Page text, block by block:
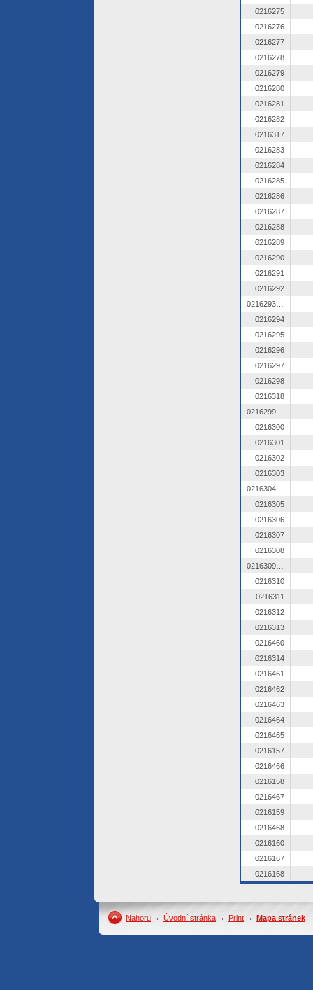
0216275
0216276
0216277
0216278
0216279
0216280
0216281
0216282
0216317
0216283
0216284
0216285
0216286
0216287
0216288
0216289
0216290
0216291
0216292
0216294
0216295
0216296
0216297
0216298
0216318
0216300
0216301
0216302
0216303
0216305
0216306
0216307
0216308
0216310
0216311
0216312
0216313
0216460
0216314
0216461
0216462
0216463
0216464
0216465
0216157
0216466
0216158
0216467
0216159
0216468
0216160
0216167
0216168
Nahoru Úvodní stránka Print Mapa stránek